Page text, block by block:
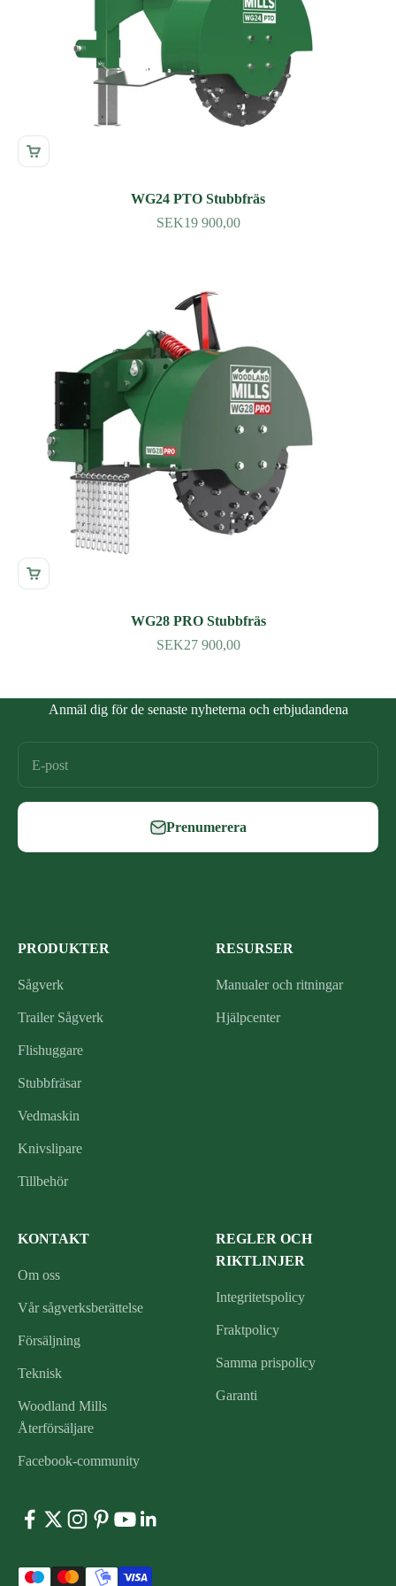
WG24 PTO Stubbfräs
SEK19 900,00
WG28 PRO Stubbfräs
SEK27 900,00
Anmäl dig för de senaste nyheterna och erbjudandena
E-post
Prenumerera
PRODUKTER
Sågverk
Trailer Sågverk
Flishuggare
Stubbfräsar
Vedmaskin
Knivslipare
Tillbehör
RESURSER
Manualer och ritningar
Hjälpcenter
KONTAKT
Om oss
Vår sågverksberättelse
Försäljning
Teknisk
Woodland Mills
Återförsäljare
Facebook-community
REGLER OCH
RIKTLINJER
Integritetspolicy
Fraktpolicy
Samma prispolicy
Garanti